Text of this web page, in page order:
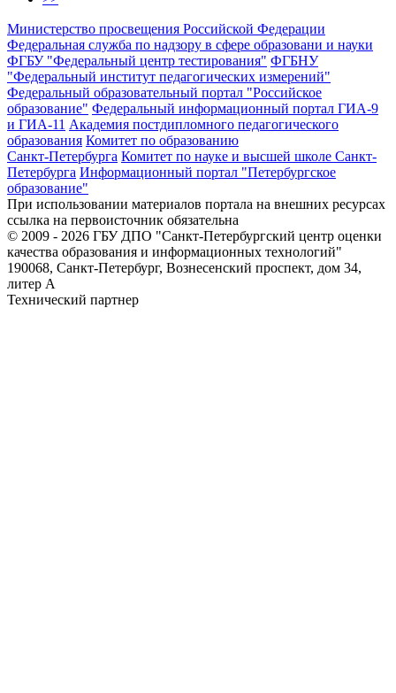
Министерство просвещения Российской Федерации
Федеральная служба по надзору в сфере образовани и науки
ФГБУ "Федеральный центр тестирования" ФГБНУ
"Федеральный институт педагогических измерений"
Федеральный образовательный портал "Российское
образование" Федеральный информационный портал ГИА-9
и ГИА-11 Академия постдипломного педагогического
образования Комитет по образованию
Санкт-Петербурга Комитет по науке и высшей школе Санкт-
Петербурга Информационный портал "Петербургское
образование"
При использовании материалов портала на внешних ресурсах
ссылка на первоисточник обязательна
© 2009 - 2026 ГБУ ДПО "Санкт-Петербургский центр оценки
качества образования и информационных технологий"
190068, Санкт-Петербург, Вознесенский проспект, дом 34,
литер А
Технический партнер